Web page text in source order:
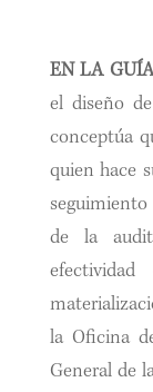
EN LA
el diseño
conceptúa
quien hace
de la
la Oficina
General de